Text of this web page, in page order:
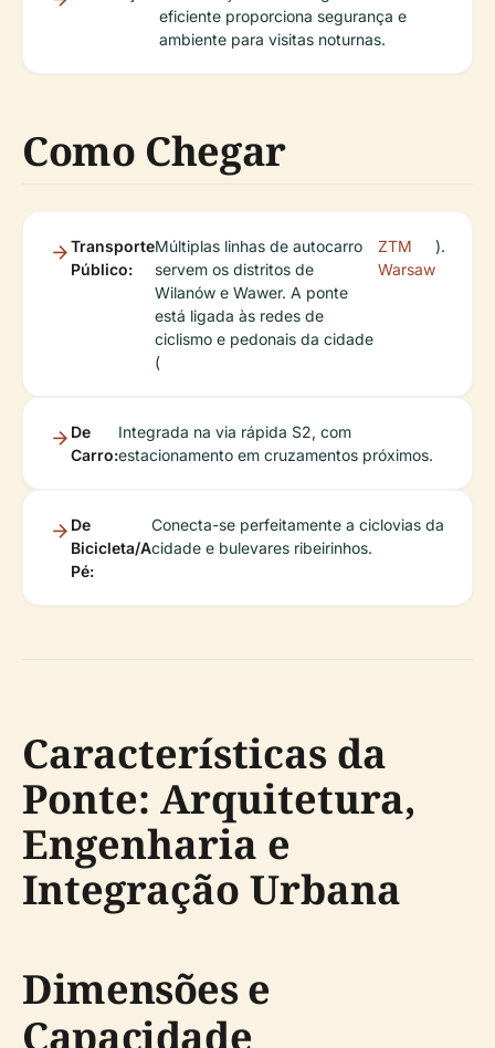
eficiente proporciona segurança e
ambiente para visitas noturnas.
Como Chegar
Transporte
Público:
Múltiplas linhas de autocarro
servem os distritos de
Wilanów e Wawer. A ponte
está ligada às redes de
ciclismo e pedonais da cidade
(
ZTM
Warsaw
).
De
Carro:
Integrada na via rápida S2, com
estacionamento em cruzamentos próximos.
De
Bicicleta/A
Pé:
Conecta-se perfeitamente a ciclovias da
cidade e bulevares ribeirinhos.
Características da
Ponte: Arquitetura,
Engenharia e
Integração Urbana
Dimensões e
Capacidade